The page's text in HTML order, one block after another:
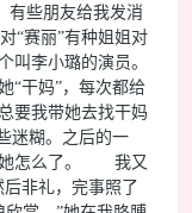
些朋友给我发消
“赛丽”有种姐姐对
叫李小璐的演员。
“干妈”，每次都给
要我带她去找干妈
糊。之后的一
她怎么了。 我又
非礼，完事照了